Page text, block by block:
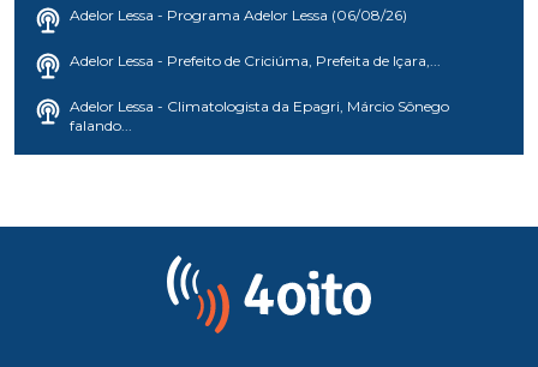
Adelor Lessa - Programa Adelor Lessa (06/08/26)
Adelor Lessa - Prefeito de Criciúma, Prefeita de Içara,...
Adelor Lessa - Climatologista da Epagri, Márcio Sônego
falando...